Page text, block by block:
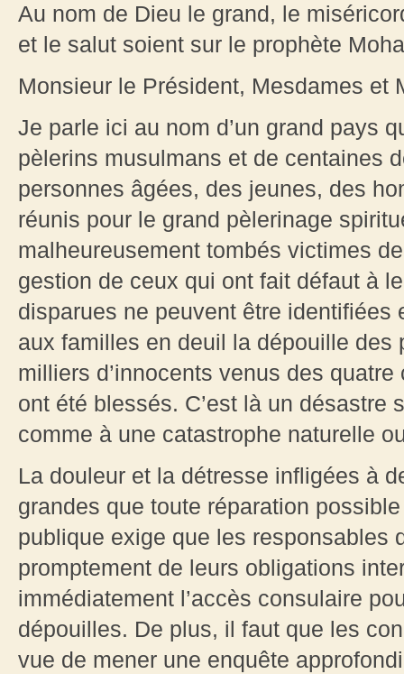
Au nom de Dieu le grand, le
et le salut soient sur le prophète
Monsieur le Président, Mesdames et
Je parle ici au nom d’un grand pays
pèlerins musulmans et de centaines
personnes âgées, des jeunes, des
réunis pour le grand pèlerinage
malheureusement tombés victimes
gestion de ceux qui ont fait défaut à
disparues ne peuvent être identifiées
aux familles en deuil la dépouille
milliers d’innocents venus des
ont été blessés. C’est là un désastre
comme à une catastrophe naturelle
La douleur et la détresse infligées à
grandes que toute réparation
publique exige que les responsables
promptement de leurs obligations
immédiatement l’accès consulaire
dépouilles. De plus, il faut que les
vue de mener une enquête